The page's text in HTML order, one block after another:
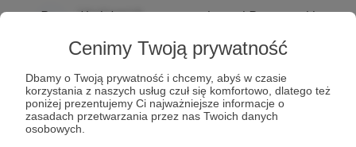
Cenimy Twoją prywatność
Dbamy o Twoją prywatność i chcemy, abyś w czasie
korzystania z naszych usług czuł się komfortowo, dlatego też
poniżej prezentujemy Ci najważniejsze informacje o
zasadach przetwarzania przez nas Twoich danych
osobowych.
Użytkownik
Odpowiedz
Użytkownik
3 dni temu
Prowadź ciekawe rozmowy z innymi Patronami i
dostęp!
Zostań Patronem